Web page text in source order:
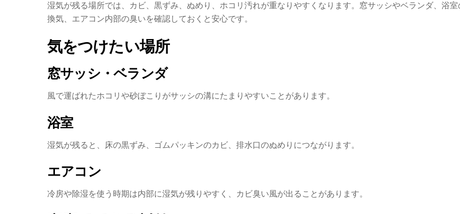
湿気が残る場所では、カビ、黒ずみ、ぬめり、ホコリ汚れが重なりやすくなります。窓サッシやベランダ、浴室
換気、エアコン内部の臭いを確認しておくと安心です。
気をつけたい場所
窓サッシ・ベランダ
風で運ばれたホコリや砂ぼこりがサッシの溝にたまりやすいことがあります。
浴室
湿気が残ると、床の黒ずみ、ゴムパッキンのカビ、排水口のぬめりにつながります。
エアコン
冷房や除湿を使う時期は内部に湿気が残りやすく、カビ臭い風が出ることがあります。